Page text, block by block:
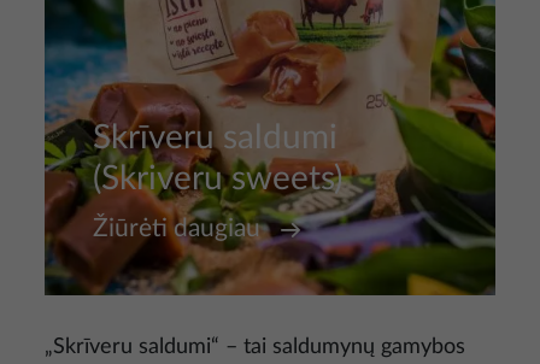
Skrīveru saldumi
(Skriveru sweets)
Žiūrėti daugiau
„Skrīveru saldumi“ – tai saldumynų gamybos